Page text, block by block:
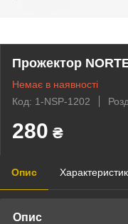
Прожектор
Немає в наявності
Код: 1-NSP-1202
280 ₴
Опис
Опис